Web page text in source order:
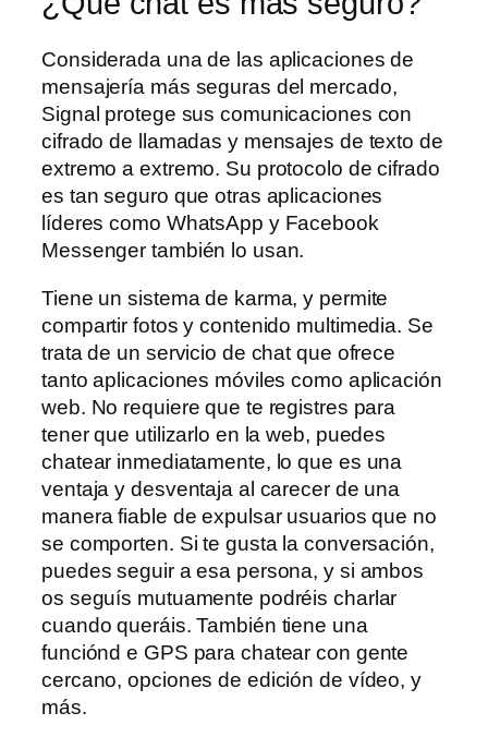
Considerada una de las aplicaciones de
mensajería más seguras del mercado,
Signal protege sus comunicaciones con
cifrado de llamadas y mensajes de texto de
extremo a extremo. Su protocolo de cifrado
es tan seguro que otras aplicaciones
líderes como WhatsApp y Facebook
Messenger también lo usan.
Tiene un sistema de karma, y permite
compartir fotos y contenido multimedia. Se
trata de un servicio de chat que ofrece
tanto aplicaciones móviles como aplicación
web. No requiere que te registres para
tener que utilizarlo en la web, puedes
chatear inmediatamente, lo que es una
ventaja y desventaja al carecer de una
manera fiable de expulsar usuarios que no
se comporten. Si te gusta la conversación,
puedes seguir a esa persona, y si ambos
os seguís mutuamente podréis charlar
cuando queráis. También tiene una
funciónd e GPS para chatear con gente
cercano, opciones de edición de vídeo, y
más.